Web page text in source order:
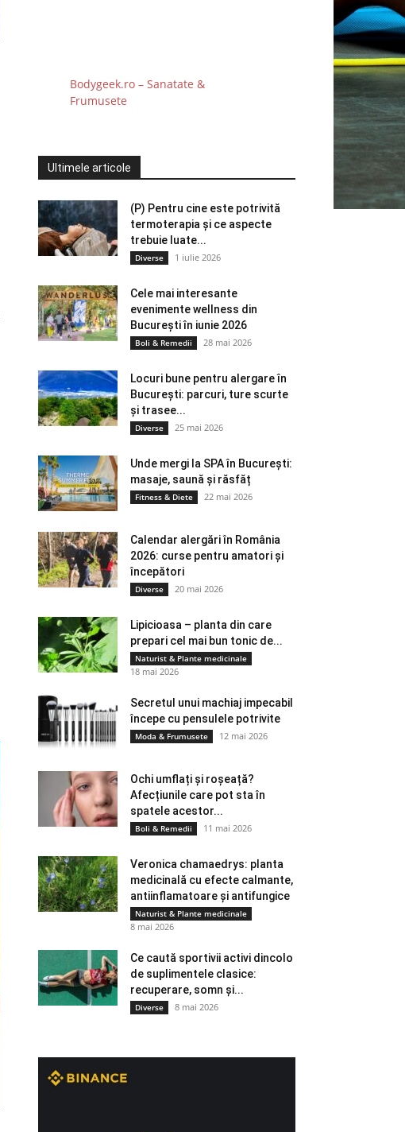
Bodygeek.ro – Sanatate &
Frumusete
Ultimele articole
(P) Pentru cine este potrivită
termoterapia și ce aspecte
trebuie luate...
Diverse 1 iulie 2026
Cele mai interesante
evenimente wellness din
București în iunie 2026
Boli & Remedii 28 mai 2026
Locuri bune pentru alergare în
București: parcuri, ture scurte
și trasee...
Diverse 25 mai 2026
Unde mergi la SPA în București:
masaje, saună și răsfăț
Fitness & Diete 22 mai 2026
Calendar alergări în România
2026: curse pentru amatori și
începători
Diverse 20 mai 2026
Lipicioasa – planta din care
prepari cel mai bun tonic de...
Naturist & Plante medicinale
18 mai 2026
Secretul unui machiaj impecabil
începe cu pensulele potrivite
Moda & Frumusete 12 mai 2026
Ochi umflați și roșeață?
Afecțiunile care pot sta în
spatele acestor...
Boli & Remedii 11 mai 2026
Veronica chamaedrys: planta
medicinală cu efecte calmante,
antiinflamatoare și antifungice
Naturist & Plante medicinale
8 mai 2026
Ce caută sportivii activi dincolo
de suplimentele clasice:
recuperare, somn și...
Diverse 8 mai 2026